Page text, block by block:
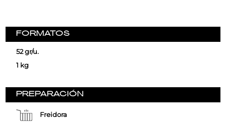
FORMATOS
52 gr/u.
1 kg
PREPARACIÓN
Freidora